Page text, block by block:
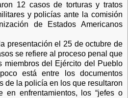
12 casos de torturas y tratos
y policías ante la comisión
de Estados Americanos
presentación el 25 de octubre de
se refiere al proceso penal que
miembros del Ejército del Pueblo
está entre los documentos
de la policía en los que resultaron
en enfrentamientos, los “jefes o